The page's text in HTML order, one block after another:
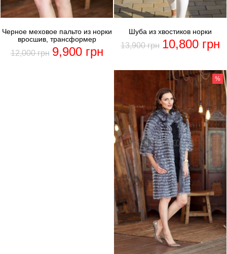
Шуба из хвостиков норки
13,900грн 10,800 грн
Черное меховое пальто из норки
вросшив, трансформер
12,000грн 9,900 грн
%